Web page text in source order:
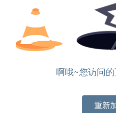
啊哦~您访问
重新